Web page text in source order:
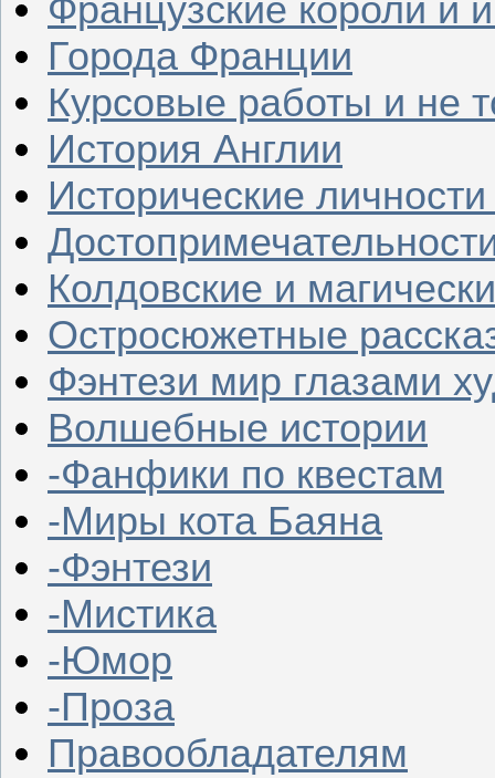
Французские короли и
Города Франции
Курсовые работы и не
История Англии
Исторические
Колдовские и
Остросюжетные
Фэнтези мир глазами
Волшебные истории
-Фанфики по квестам
-Миры кота Баяна
-Фэнтези
-Мистика
-Юмор
-Проза
Правообладателям